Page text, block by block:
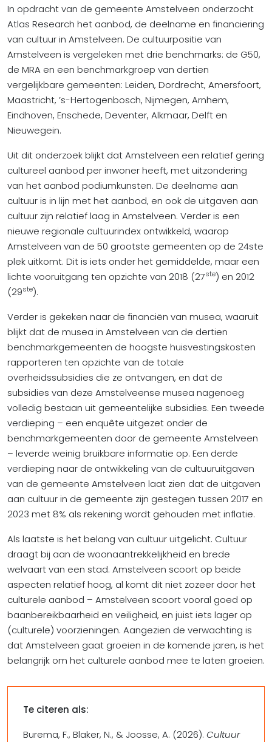
In opdracht van de gemeente Amstelveen onderzocht
Atlas Research het aanbod, de deelname en financiering
van cultuur in Amstelveen. De cultuurpositie van
Amstelveen is vergeleken met drie benchmarks: de G50,
de MRA en een benchmarkgroep van dertien
vergelijkbare gemeenten: Leiden, Dordrecht, Amersfoort,
Maastricht, ’s-Hertogenbosch, Nijmegen, Arnhem,
Eindhoven, Enschede, Deventer, Alkmaar, Delft en
Nieuwegein.
Uit dit onderzoek blijkt dat Amstelveen een relatief gering
cultureel aanbod per inwoner heeft, met uitzondering
van het aanbod podiumkunsten. De deelname aan
cultuur is in lijn met het aanbod, en ook de uitgaven aan
cultuur zijn relatief laag in Amstelveen. Verder is een
nieuwe regionale cultuurindex ontwikkeld, waarop
Amstelveen van de 50 grootste gemeenten op de 24ste
plek uitkomt. Dit is iets onder het gemiddelde, maar een
lichte vooruitgang ten opzichte van 2018 (27ste) en 2012
(29ste).
Verder is gekeken naar de financiën van musea, waaruit
blijkt dat de musea in Amstelveen van de dertien
benchmarkgemeenten de hoogste huisvestingskosten
rapporteren ten opzichte van de totale
overheidssubsidies die ze ontvangen, en dat de
subsidies van deze Amstelveense musea nagenoeg
volledig bestaan uit gemeentelijke subsidies. Een tweede
verdieping – een enquête uitgezet onder de
benchmarkgemeenten door de gemeente Amstelveen
– leverde weinig bruikbare informatie op. Een derde
verdieping naar de ontwikkeling van de cultuuruitgaven
van de gemeente Amstelveen laat zien dat de uitgaven
aan cultuur in de gemeente zijn gestegen tussen 2017 en
2023 met 8% als rekening wordt gehouden met inflatie.
Als laatste is het belang van cultuur uitgelicht. Cultuur
draagt bij aan de woonaantrekkelijkheid en brede
welvaart van een stad. Amstelveen scoort op beide
aspecten relatief hoog, al komt dit niet zozeer door het
culturele aanbod – Amstelveen scoort vooral goed op
baanbereikbaarheid en veiligheid, en juist iets lager op
(culturele) voorzieningen. Aangezien de verwachting is
dat Amstelveen gaat groeien in de komende jaren, is het
belangrijk om het culturele aanbod mee te laten groeien.
Te citeren als:
Burema, F., Blaker, N., & Joosse, A. (2026). Cultuur